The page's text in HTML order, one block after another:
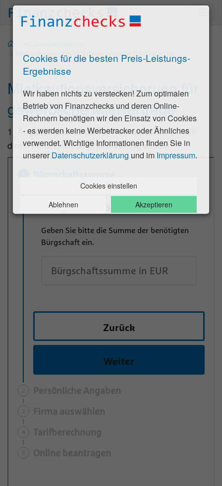
Mietkautionsversicherung Gewerbeobjekte Online-Rechner
Mietkautions­versicherung für
gewerbliche Mietverträge
1. Angaben zum Unternehmen ausfüllen 2. Tarif
direkt berechnen 3. Online-Antrag stellen
Cookies für die besten Preis-Leistungs-
Ergebnisse
Wir haben nichts zu verstecken! Zum optimalen
Betrieb von Finanzchecks und deren Online-
Rechnern benötigen wir den Einsatz von Cookies
- es werden keine Werbetracker oder Ähnliches
verwendet. Wichtige Informationen finden Sie in
unserer Datenschutzerklärung und im Impressum.
Cookies einstellen
Ablehnen
Akzeptieren